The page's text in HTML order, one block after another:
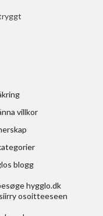
villkor
blogg
hygglo.dk
osoitteeseen